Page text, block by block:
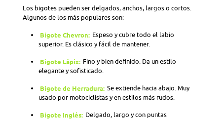
Los bigotes pueden ser delgados, anchos, largos o cortos.
Algunos de los más populares son:
Bigote Chevron: Espeso y cubre todo el labio
superior. Es clásico y fácil de mantener.
Bigote Lápiz: Fino y bien definido. Da un estilo
elegante y sofisticado.
Bigote de Herradura: Se extiende hacia abajo. Muy
usado por motociclistas y en estilos más rudos.
Bigote Inglés: Delgado, largo y con puntas